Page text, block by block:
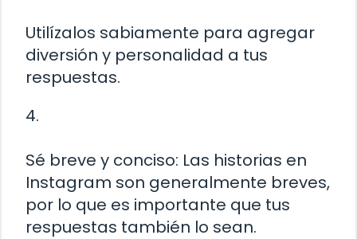
Utilízalos sabiamente para agregar
diversión y personalidad a tus
respuestas.
4.
Sé breve y conciso: Las historias en
Instagram son generalmente breves,
por lo que es importante que tus
respuestas también lo sean.